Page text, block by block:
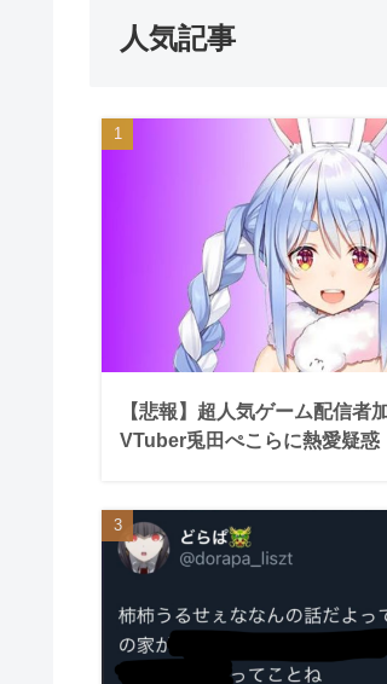
人気記事
【悲報】超人気ゲーム配信者
VTuber兎田ぺこらに熱愛疑惑